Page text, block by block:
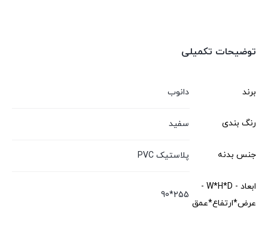
توضیحات تکمیلی
برند دانوب
رنگ بندی سفید
جنس بدنه پلاستیک PVC
ابعاد - W*H*D -
عرض*ارتفاع*عمق
255*90